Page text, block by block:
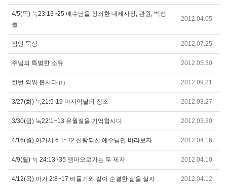
4/5(목) 눅23:13~25 예수님을 정죄한 대제사장, 관원, 백성
들
2012.04.05
잠언 묵상 2012.07.25
주님의 특별한 소유 2012.05.30
한번 외워 봅시다 (1) 2012.09.21
3/27(화) 눅21:5-19 마지막날의 징조 2012.03.27
3/30(금) 눅22:1~13 유월절을 기억합시다 2012.03.30
4/16(월) 아가서 6 1~12 신랑되신 예수님만 바라보자 2012.04.16
4/9(월) 눅 24:13~35 엠마오로가는 두 제자 2012.04.10
4/12(목) 아가 2:8~17 비둘기와 같이 순결한 삶을 살자 2012.04.12